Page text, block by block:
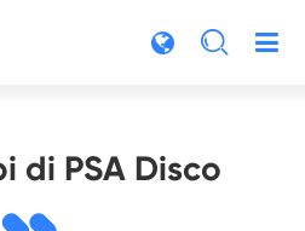

di PSA Disco